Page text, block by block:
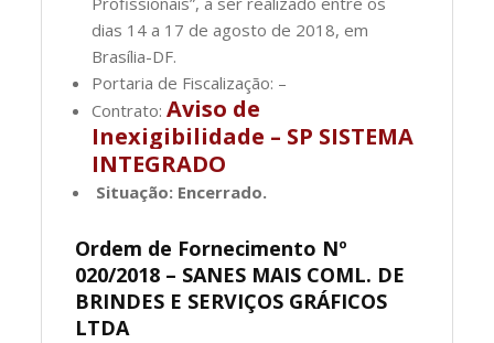
dias 14 a 17 de agosto de 2018, em
Brasília-DF.
Portaria de Fiscalização: –
Contrato:Aviso de
Inexigibilidade – SP SISTEMA
INTEGRADO
Situação: Encerrado.
Ordem de Fornecimento Nº
020/2018 – SANES MAIS COML. DE
BRINDES E SERVIÇOS GRÁFICOS
LTDA